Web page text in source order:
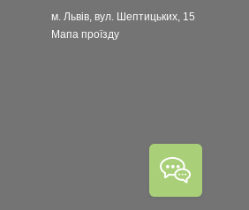
м. Львів, вул. Шептицьких, 15
Мапа проїзду